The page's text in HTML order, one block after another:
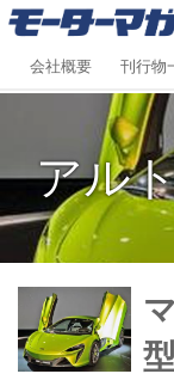
会社概要 刊行物
アル